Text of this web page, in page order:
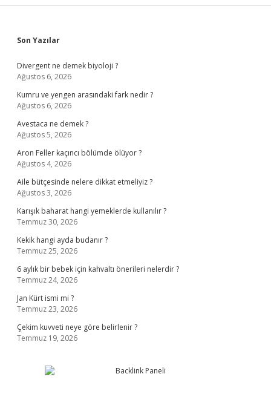
Sidebar
Son Yazılar
Divergent ne demek biyoloji ?
Ağustos 6, 2026
Kumru ve yengen arasındaki fark nedir ?
Ağustos 6, 2026
Avestaca ne demek ?
Ağustos 5, 2026
Aron Feller kaçıncı bölümde ölüyor ?
Ağustos 4, 2026
Aile bütçesinde nelere dikkat etmeliyiz ?
Ağustos 3, 2026
Karışık baharat hangi yemeklerde kullanılır ?
Temmuz 30, 2026
Kekik hangi ayda budanır ?
Temmuz 25, 2026
6 aylık bir bebek için kahvaltı önerileri nelerdir ?
Temmuz 24, 2026
Jan Kürt ismi mi ?
Temmuz 23, 2026
Çekim kuvveti neye göre belirlenir ?
Temmuz 19, 2026